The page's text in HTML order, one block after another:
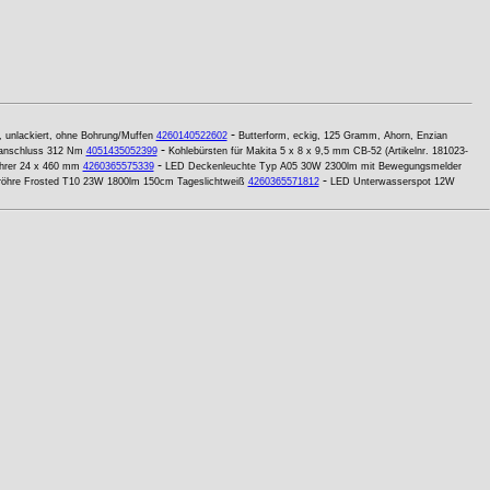
unlackiert, ohne Bohrung/Muffen 4260140522602- Butterform, eckig, 125 Gramm, Ahorn, Enzian
312 Nm 4051435052399- Kohlebürsten für Makita 5 x 8 x 9,5 mm CB-52 (Artikelnr. 181023-
24 x 460 mm 4260365575339- LED Deckenleuchte Typ A05 30W 2300lm mit Bewegungsmelder
Frosted T10 23W 1800lm 150cm Tageslichtweiß 4260365571812- LED Unterwasserspot 12W